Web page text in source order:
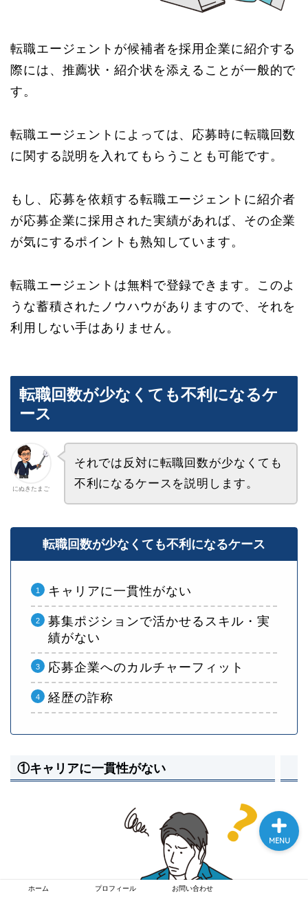
転職エージェントが候補者を採用企業に紹介する
際には、推薦状・紹介状を添えることが一般的で
す。
転職エージェントによっては、応募時に転職回数
に関する説明を入れてもらうことも可能です。
もし、応募を依頼する転職エージェントに紹介者
が応募企業に採用された実績があれば、その企業
が気にするポイントも熟知しています。
転職エージェントは無料で登録できます。このよ
うな蓄積されたノウハウがありますので、それを
利用しない手はありません。
転職回数が少なくても不利になるケ
ース
にぬきたまご
それでは反対に転職回数が少なくても
不利になるケースを説明します。
転職回数が少なくても不利になるケース
キャリアに一貫性がない
募集ポジションで活かせるスキル・実
績がない
応募企業へのカルチャーフィット
経歴の詐称
①キャリアに一貫性がない
ホーム プロフィール お問い合わせ
MENU
ホーム